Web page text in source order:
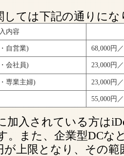
しては下記の通りにな
内容
自営業) 68,000円
会社員) 23,000円
専業主婦) 23,000円
55,000円
入されている方は
。また、企業型DCな
が上限となり、その